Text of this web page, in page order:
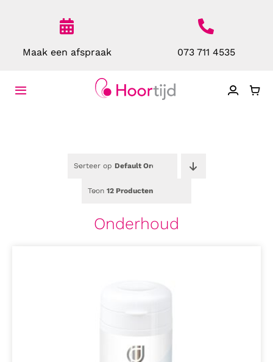
Maak een afspraak
073 711 4535
Toggle
Over Ons
Contact
Sorteer op Default Order
Toon 12 Producten
Onderhoud